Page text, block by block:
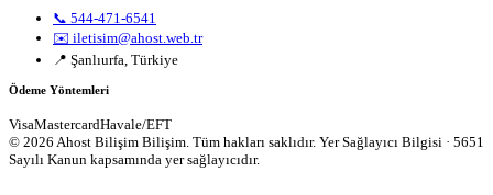
📞 544-471-6541
✉️ iletisim@ahost.web.tr
📍 Şanlıurfa, Türkiye
Ödeme Yöntemleri
VisaMastercardHavale/EFT
© 2026 Ahost Bilişim Bilişim. Tüm hakları saklıdır. Yer Sağlayıcı Bilgisi · 5651
Sayılı Kanun kapsamında yer sağlayıcıdır.